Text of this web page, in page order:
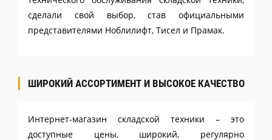
сделали свой выбор, став официальными
представителями Ноблилифт, Тисел и Прамак.
ШИРОКИЙ АССОРТИМЕНТ И ВЫСОКОЕ КАЧЕСТВО
Интернет-магазин складской техники – это
доступные цены, широкий, регулярно